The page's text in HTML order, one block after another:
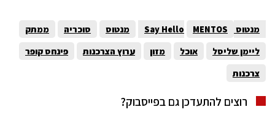
מנטוס Say Hello MENTOS מנטוס סוכריה
ממתק
ליימן שליסל
אוכל מזון ערוץ הצרכנות
פינחס קופר
צרכנות
רוצים להתעדכן גם בפייסבוק?